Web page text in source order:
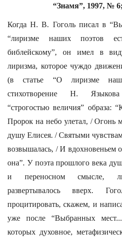
“Знамя”, 1997, №
Когда Н. В. Гоголь писал в
“лиризме наших поэтов
библейскому”, он имел в
лиризма, которое чуждо
(в статье “О лиризме
стихотворение Н.
“строгостью величия” образа:
Пророк на небо улетал, /
душу Елисея. / Святыми
возвышалась, / И вдохновеньем
она”. У поэта прошлого века
и переносном смысле,
развертывалось вверх.
процитировать, скажем, и
уже после “Выбранных
которых духовное,